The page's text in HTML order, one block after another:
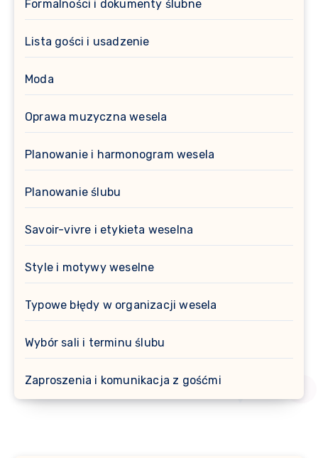
Formalności i dokumenty ślubne
Lista gości i usadzenie
Moda
Oprawa muzyczna wesela
Planowanie i harmonogram wesela
Planowanie ślubu
Savoir-vivre i etykieta weselna
Style i motywy weselne
Typowe błędy w organizacji wesela
Wybór sali i terminu ślubu
Zaproszenia i komunikacja z gośćmi